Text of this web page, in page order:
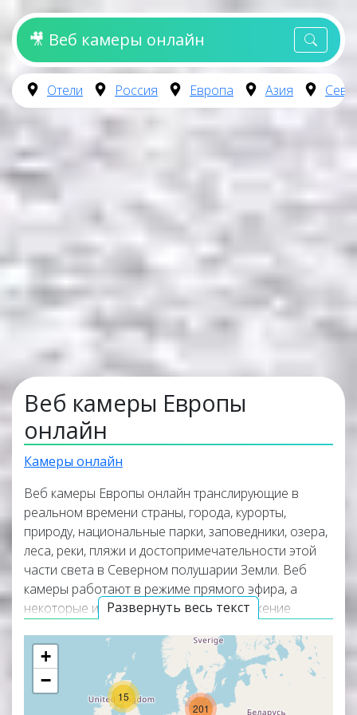
🎥 Веб камеры онлайн
Отели Россия Европа Азия
Веб камеры Европы
онлайн
Камеры онлайн
Развернуть весь текст
Веб камеры Европы онлайн транслирующие в
реальном времени страны, города, курорты,
природу, национальные парки, заповедники, озера,
леса, реки, пляжи и достопримечательности этой
части света в Северном полушарии Земли. Веб
камеры работают в режиме прямого эфира, а
некоторые из них транслируют изображение
онлайн веб камеры располагаются в верхней
части списка трансляций. Карта онлайн веб камер
покажет точное местоположение всех веб камер в
15
201
+
−